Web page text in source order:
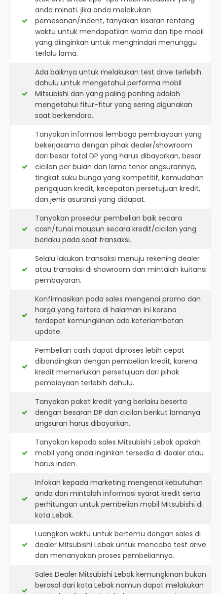
anda minati. jika anda melakukan
pemesanan/indent, tanyakan kisaran rentang
waktu untuk mendapatkan warna dan tipe mobil
yang diinginkan untuk menghindari menunggu
terlalu lama.
Ada baiknya untuk melakukan test drive terlebih
dahulu untuk mengetahui performa mobil
Mitsubishi dan yang paling penting adalah
mengetahui fitur-fitur yang sering digunakan
saat berkendara.
Tanyakan informasi lembaga pembiayaan yang
bekerjasama dengan pihak dealer/showroom
dari besar total DP yang harus dibayarkan, besar
cicilan per bulan dan lama tenor angsurannya,
tingkat suku bunga yang kompetitif, kemudahan
pengajuan kredit, kecepatan persetujuan kredit,
dan jenis asuransi yang didapat.
Tanyakan prosedur pembelian baik secara
cash/tunai maupun secara kredit/cicilan yang
berlaku pada saat transaksi.
Selalu lakukan transaksi menuju rekening dealer
atau transaksi di showroom dan mintalah kuitansi
pembayaran.
Konfirmasikan pada sales mengenai promo dan
harga yang tertera di halaman ini karena
terdapat kemungkinan ada keterlambatan
update.
Pembelian cash dapat diproses lebih cepat
dibandingkan dengan pembelian kredit, karena
kredit memerlukan persetujuan dari pihak
pembiayaan terlebih dahulu.
Tanyakan paket kredit yang berlaku beserta
dengan besaran DP dan cicilan berikut lamanya
angsuran harus dibayarkan.
Tanyakan kepada sales Mitsubishi Lebak apakah
mobil yang anda inginkan tersedia di dealer atau
harus inden.
Infokan kepada marketing mengenai kebutuhan
anda dan mintalah informasi syarat kredit serta
perhitungan untuk pembelian mobil Mitsubishi di
kota Lebak.
Luangkan waktu untuk bertemu dengan sales di
dealer Mitsubishi Lebak untuk mencoba test drive
dan menanyakan proses pembeliannya.
Sales Dealer Mitsubishi Lebak kemungkinan bukan
berasal dari kota Lebak namun dapat melakukan